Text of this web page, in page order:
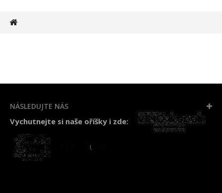
NÁSLEDUJTE NÁS
Vychutnejte si naše oříšky i zde: